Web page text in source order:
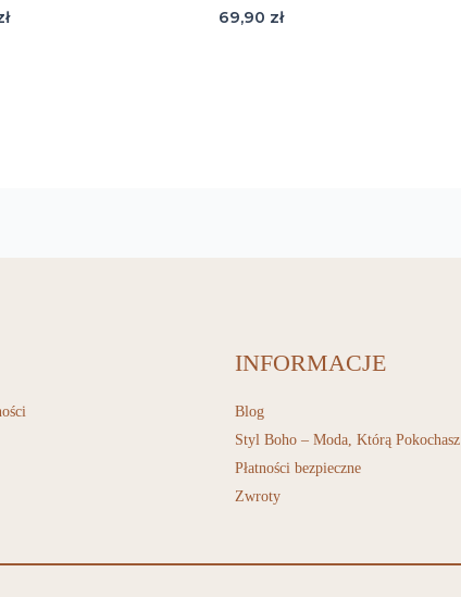
69,90 zł
INFORMACJE
Blog
Styl Boho – Moda, Którą Pokochasz
Płatności bezpieczne
Zwroty